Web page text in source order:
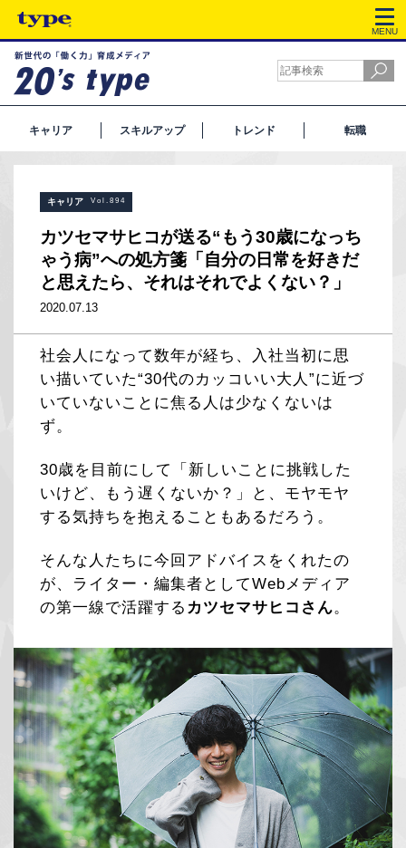
MENU
キャリア スキルアップ トレンド 転職
キャリア Vol.894
カツセマサヒコが送る“もう30歳になっち
ゃう病”への処方箋「自分の日常を好きだ
と思えたら、それはそれでよくない？」
2020.07.13
社会人になって数年が経ち、入社当初に思
い描いていた“30代のカッコいい大人”に近づ
いていないことに焦る人は少なくないは
ず。
30歳を目前にして「新しいことに挑戦した
いけど、もう遅くないか？」と、モヤモヤ
する気持ちを抱えることもあるだろう。
そんな人たちに今回アドバイスをくれたの
が、ライター・編集者としてWebメディア
の第一線で活躍する カツセマサヒコさん。